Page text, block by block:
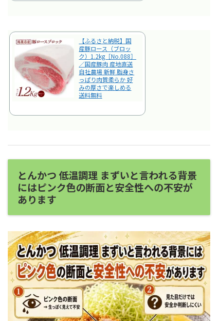
【ふるさと納税】国
産豚ロース（ブロッ
ク）1.2kg［No.088］
／国産豚肉 産地直送
自社農場 新鮮 脂身さ
っぱり肉質柔らか 好
みの厚さで楽しめる
送料無料
とんかつ 低温調理 まずいと言われる背景
にはピンク色の断面と安全性への不安が
あります